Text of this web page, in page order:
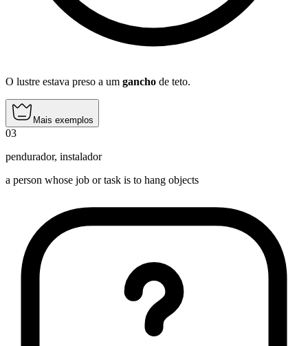
O lustre estava preso a um gancho de teto.
Mais exemplos
03
pendurador, instalador
a person whose job or task is to hang objects